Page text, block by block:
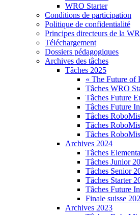
WRO Starter
Conditions de participation
Politique de confidentialité
Principes directeurs de la
Téléchargement
Dossiers pédagogiques
Archives des tâches
Tâches 2025
« The Future of
Tâches WRO
Tâches Future
Tâches Future
Tâches
Tâches
Tâches
Archives 2024
Tâches
Tâches Junior
Tâches Senior
Tâches Starter
Tâches Future
Finale suisse
Archives 2023